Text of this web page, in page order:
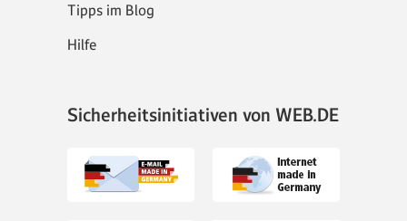
Tipps im Blog
Hilfe
Sicherheitsinitiativen von WEB.DE